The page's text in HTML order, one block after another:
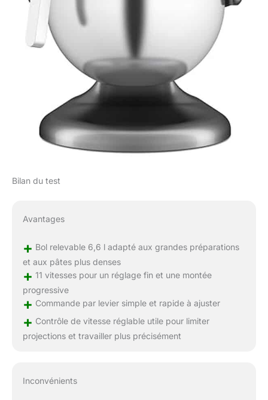
Bilan du test
Avantages
+ Bol relevable 6,6 l adapté aux grandes préparations
et aux pâtes plus denses
+ 11 vitesses pour un réglage fin et une montée
progressive
+ Commande par levier simple et rapide à ajuster
+ Contrôle de vitesse réglable utile pour limiter
projections et travailler plus précisément
Inconvénients